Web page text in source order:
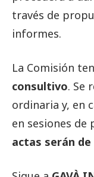
través de
informes.
La Comisión
consultivo. Se
ordinaria y, en
en sesiones
actas serán